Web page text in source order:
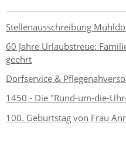
Stellenausschreibung
60 Jahre Urlaubstreue:
geehrt
Dorfservice &
1450 - Die "Rund-um-die-
100. Geburtstag von Frau